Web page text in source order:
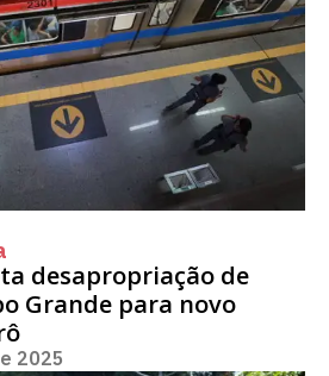
desapropriação de
Grande para novo
2025